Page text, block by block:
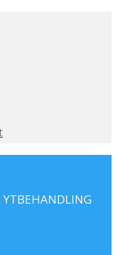
YTBEHANDLING